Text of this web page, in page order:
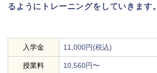
るようにトレーニングをしていきます。
入学金 11,000円(税込)
授業料 10,560円〜